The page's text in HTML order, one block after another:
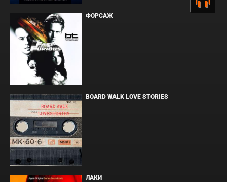
ФОРСАЖ
BOARD WALK LOVE STORIES
ЛАКИ